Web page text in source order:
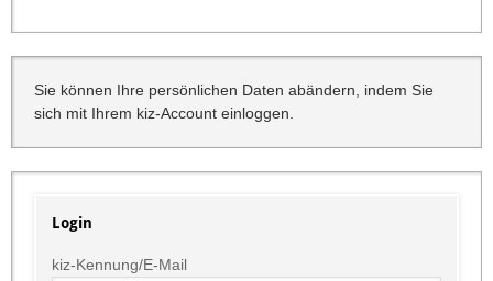
Sie können Ihre persönlichen Daten abändern, indem Sie
sich mit Ihrem kiz-Account einloggen.
Login
kiz-Kennung/E-Mail